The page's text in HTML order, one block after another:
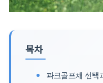
목차
파크골프채 선택